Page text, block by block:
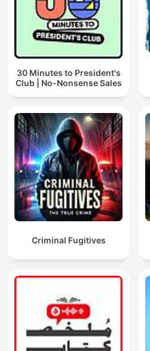
30 Minutes to President's
Club | No-Nonsense Sales
Criminal Fugitives